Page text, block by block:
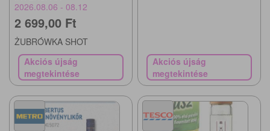
2026.08.06 - 08.12
2 699,00 Ft
ŻUBRÓWKA SHOT
Akciós újság
megtekintése
Akciós újság
megtekintése